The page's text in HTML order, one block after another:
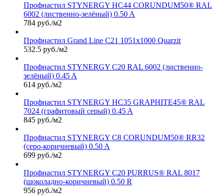
Профнастил STYNERGY НС44 CORUNDUM50® RAL
6002 (лиственно-зелёный) 0.50 A
784 руб./м2
Профнастил Grand Line С21 1051х1000 Quarzit
532.5 руб./м2
Профнастил STYNERGY С20 RAL 6002 (лиственно-
зелёный) 0.45 A
614 руб./м2
Профнастил STYNERGY НС35 GRAPHITE45® RAL
7024 (графитовый серый) 0.45 A
845 руб./м2
Профнастил STYNERGY С8 CORUNDUM50® RR32
(серо-коричневый) 0.50 A
699 руб./м2
Профнастил STYNERGY С20 PURRUS® RAL 8017
(шоколадно-коричневый) 0.50 R
956 руб./м2